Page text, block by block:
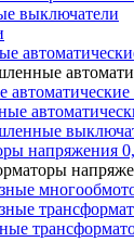
выключатели
напряжения